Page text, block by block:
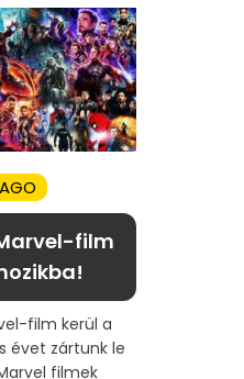
film
film kerül a
évet zártunk le
filmek